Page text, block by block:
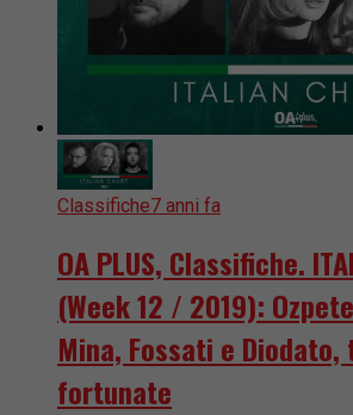
Classifiche7 anni fa
OA PLUS, Classifiche.
(Week 12 / 2019):
Mina, Fossati e
fortunate